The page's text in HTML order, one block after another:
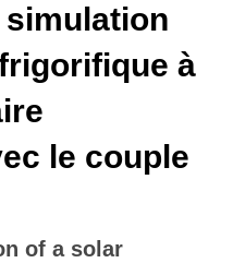
à
le couple
of a solar